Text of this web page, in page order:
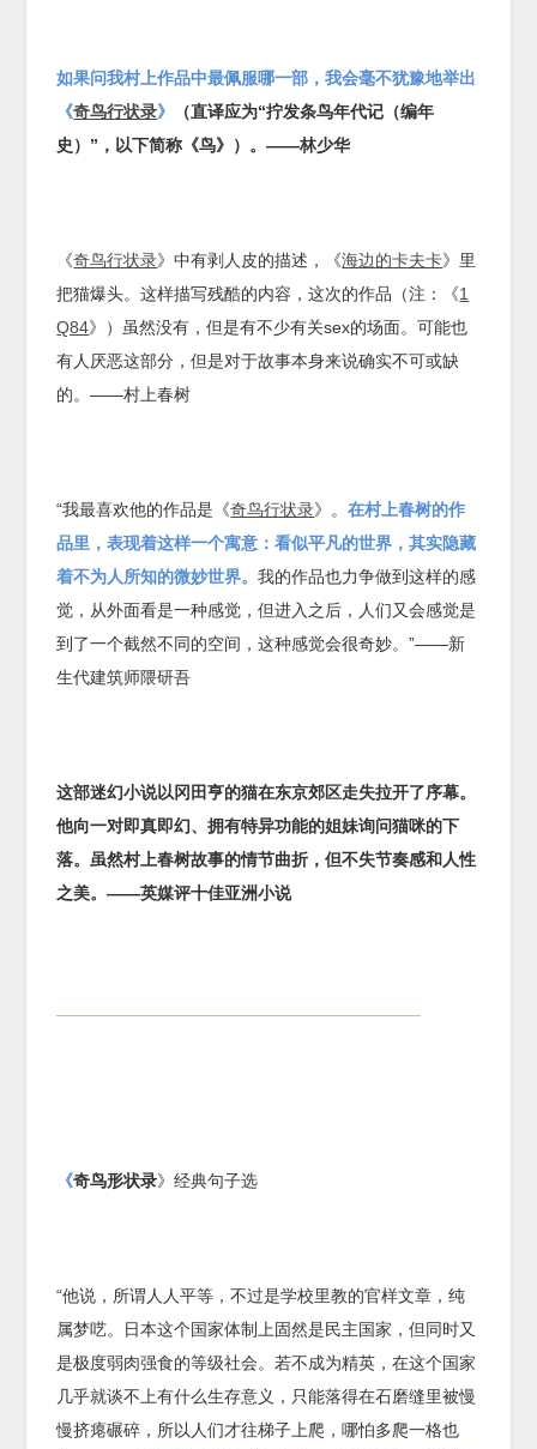
如果问我村上作品中最佩服哪一部，我会毫不犹豫地举出
《奇鸟行状录》
（直译应为“拧发条鸟年代记（编年
史）”，以下简称《鸟》）。——林少华
《奇鸟行状录》中有剥人皮的描述，《海边的卡夫卡》里
把猫爆头。这样描写残酷的内容，这次的作品（注：《1
Q84》）虽然没有，但是有不少有关sex的场面。可能也
有人厌恶这部分，但是对于故事本身来说确实不可或缺
的。——村上春树
“我最喜欢他的作品是《奇鸟行状录》。在村上春树的作
品里，表现着这样一个寓意：看似平凡的世界，其实隐藏
着不为人所知的微妙世界。我的作品也力争做到这样的感
觉，从外面看是一种感觉，但进入之后，人们又会感觉是
到了一个截然不同的空间，这种感觉会很奇妙。”——新
生代建筑师隈研吾
这部迷幻小说以冈田亨的猫在东京郊区走失拉开了序幕。
他向一对即真即幻、拥有特异功能的姐妹询问猫咪的下
落。虽然村上春树故事的情节曲折，但不失节奏感和人性
之美。——英媒评十佳亚洲小说
《奇鸟形状录》经典句子选
“他说，所谓人人平等，不过是学校里教的官样文章，纯
属梦呓。日本这个国家体制上固然是民主国家，但同时又
是极度弱肉强食的等级社会。若不成为精英，在这个国家
几乎就谈不上有什么生存意义，只能落得在石磨缝里被慢
慢挤瘪碾碎，所以人们才往梯子上爬，哪怕多爬一格也